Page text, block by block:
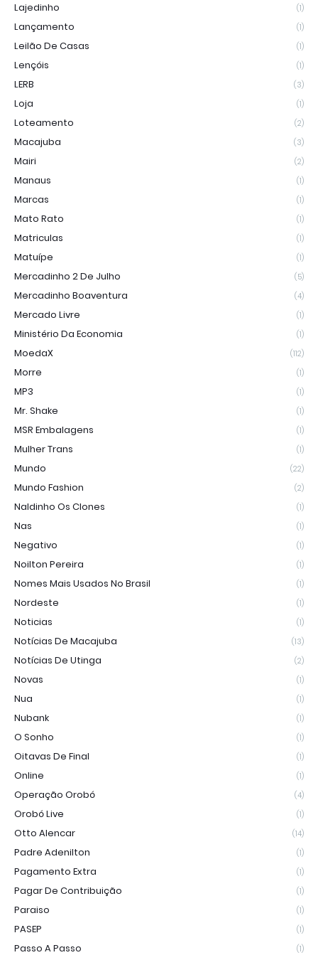
Lajedinho (1)
Lançamento (1)
Leilão De Casas (1)
Lençóis (1)
LERB (3)
Loja (1)
Loteamento (2)
Macajuba (3)
Mairi (2)
Manaus (1)
Marcas (1)
Mato Rato (1)
Matriculas (1)
Matuípe (1)
Mercadinho 2 De Julho (5)
Mercadinho Boaventura (4)
Mercado Livre (1)
Ministério Da Economia (1)
MoedaX (112)
Morre (1)
MP3 (1)
Mr. Shake (1)
MSR Embalagens (1)
Mulher Trans (1)
Mundo (22)
Mundo Fashion (2)
Naldinho Os Clones (1)
Nas (1)
Negativo (1)
Noilton Pereira (1)
Nomes Mais Usados No Brasil (1)
Nordeste (1)
Noticias (1)
Notícias De Macajuba (13)
Notícias De Utinga (2)
Novas (1)
Nua (1)
Nubank (1)
O Sonho (1)
Oitavas De Final (1)
Online (1)
Operação Orobó (4)
Orobó Live (1)
Otto Alencar (14)
Padre Adenilton (1)
Pagamento Extra (1)
Pagar De Contribuição (1)
Paraiso (1)
PASEP (1)
Passo A Passo (1)